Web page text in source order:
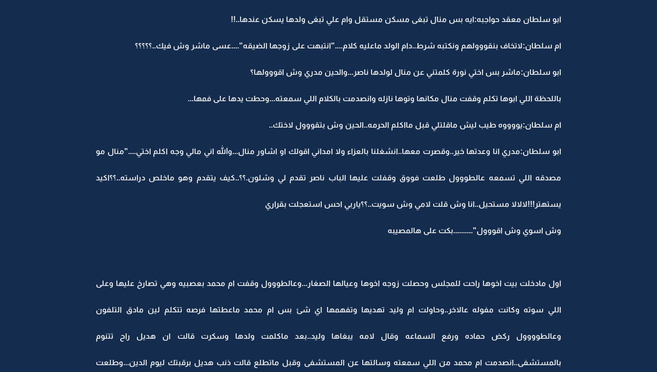
ابو سلطان معقد حواجبه:ايه بس منال تبغى مسكن مستقل وام علي تبغى ولدها يسكن عندها..!!
ام سلطان:لاتخاف بنقووولهم ونكتبه شرط..دام الولد ماعليه كلام...."انتبهت على زوجها الضيقه"....عسى ماشر وش فيك..؟؟؟؟؟
ابو سلطان:ماشر بس اختي نورة كلمتني عن منال لولدها ناصر...والحين مدري وش اقووولها؟
باللحظة اللي ابوها تكلم وقفت منال مكانها وتوها نازله وانصدمت بالكلام اللي سمعته...وحطت يدها على فمها...
ام سلطان:يووووه طيب ليش ماقلتلي قبل مااكلم الحرمه..الحين وش بتقووول لاختك..
ابو سلطان:مدري انا وعدتها خير..وقصرت معها..انشغلنا بالعزاء ولا امداني اقولك او اشاور منال...والله اني مالي وجه اكلم اختي...."منال مو
مصدقه اللي تسمعه عالطووول طلعت فووق وقفلت عليها الباب ناصر تقدم لي وشلون.؟؟..كيف يتقدم وهو ماخلص دراسته..؟؟اكيد
يستهتر!!!لالالا مستحيل..انا وش قلت لامي وش سويت..؟؟ياربي احس استعجلت بقراري
وش اسوي وش اقووول"..........بكت على هالمصيبه
اول مادخلت بيت اخوها راحت للمجلس وحصلت زوجه اخوها وعيالها الصغار...وعالطووول وقفت ام محمد بعصبيه وهي تصارخ عليها وعلى
اللي سوته وكانت مفوله عالاخر..وحاولت ام وليد تهديها وتفهمها اي شئ بس ام محمد ماعطتها فرصه تتكلم لين مادق التلفون
وعالطوووول ركض حماده ورفع السماعه وقال لامه يبغاها وليد..بعد ماكلمت ولدها وسكرت قالت ان هديل راح تتنوم
بالمستشفى..انصدمت ام محمد من اللي سمعته وسالتها عن المستشفى وقبل ماتطلع قالت ذنب هديل برقبتك ليوم الدين...وطلعت